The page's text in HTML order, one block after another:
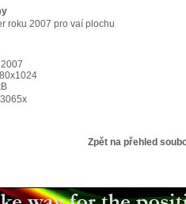
roku 2007 pro vaí plochu
3065x
Zpět na přehled